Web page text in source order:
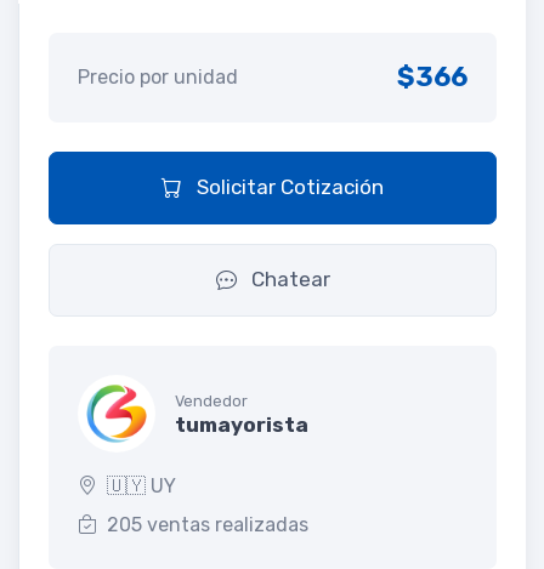
Precio por unidad $366
Solicitar Cotización
Chatear
Vendedor
tumayorista
🇺🇾 UY
205 ventas realizadas